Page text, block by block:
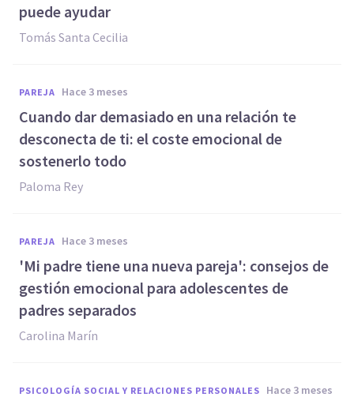
puede ayudar
Tomás Santa Cecilia
PAREJA hace 3 meses
Cuando dar demasiado en una relación te
desconecta de ti: el coste emocional de
sostenerlo todo
Paloma Rey
PAREJA hace 3 meses
'Mi padre tiene una nueva pareja': consejos de
gestión emocional para adolescentes de
padres separados
Carolina Marín
PSICOLOGÍA SOCIAL Y RELACIONES PERSONALES hace 3 meses